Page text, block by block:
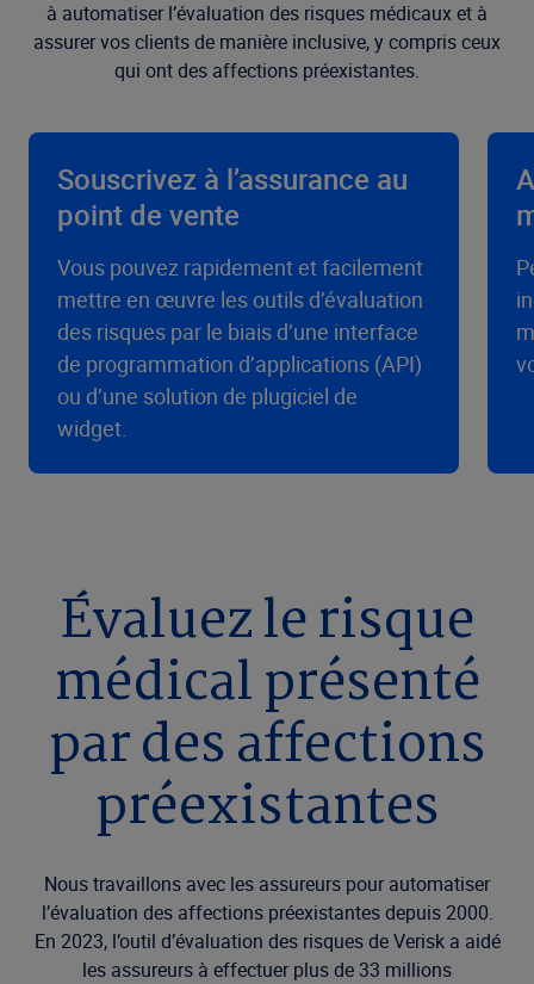
à automatiser l’évaluation des risques médicaux et à
assurer vos clients de manière inclusive, y compris ceux
qui ont des affections préexistantes.
Souscrivez à l’assurance au
point de vente
Vous pouvez rapidement et facilement
mettre en œuvre les outils d’évaluation
des risques par le biais d’une interface
de programmation d’applications (API)
ou d’une solution de plugiciel de
widget.
Évaluez le risque
médical présenté
par des affections
préexistantes
Nous travaillons avec les assureurs pour automatiser
l’évaluation des affections préexistantes depuis 2000.
En 2023, l’outil d’évaluation des risques de Verisk a aidé
les assureurs à effectuer plus de 33 millions